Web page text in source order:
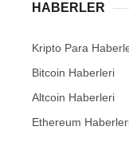
HABERLER
Kripto Para
Bitcoin Haberleri
Altcoin Haberleri
Ethereum